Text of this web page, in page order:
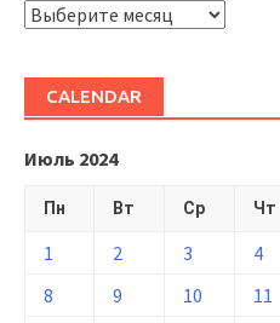
ARHIVĂ
CALENDAR
Июль 2024
Пн Вт Ср Чт
1 2 3 4
8
9 10 11